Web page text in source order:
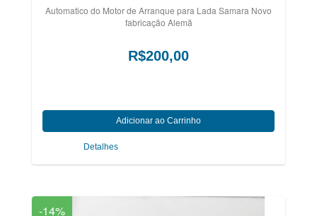
Automatico do Motor de Arranque para Lada Samara Novo
fabricação Alemã
R$200,00
Detalhes
-14%